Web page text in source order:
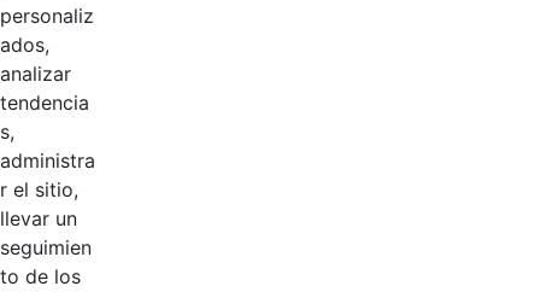
Nombramientos
Productos
personaliz
ados,
analizar
tendencia
s,
administra
r el sitio,
llevar un
seguimien
to de los